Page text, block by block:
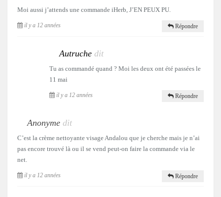
Moi aussi j’attends une commande iHerb, J’EN PEUX PU.
il y a 12 années Répondre
Autruche dit
Tu as commandé quand ? Moi les deux ont été passées le
11 mai
il y a 12 années Répondre
Anonyme dit
C’est la crème nettoyante visage Andalou que je cherche mais je n’ai
pas encore trouvé là ou il se vend peut-on faire la commande via le
net.
il y a 12 années Répondre